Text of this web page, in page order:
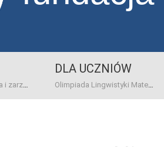
i zarząd dane bankowo-adresowe kontakt
DLA UCZNIÓW
Olimpiada Lingwistyki Matematycznej